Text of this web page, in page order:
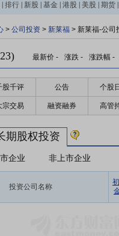
排行 新股 基金 港股 美股 期货
> 公司投资 > 新莱福 > 新莱福-公司
最新价 - 涨跌 - 涨跌幅 -
股千评 公告 个股
宗交易 融资融券 高管
期股权投资
市企业 非上市企业
投资公司名称